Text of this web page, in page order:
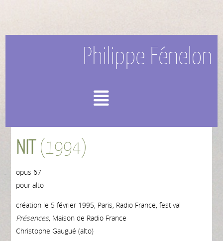
Philippe Fénelon
NIT(1994)
opus 67
pour alto
création le 5 février 1995, Paris, Radio France, festival
Présences, Maison de Radio France
Christophe Gaugué (alto)